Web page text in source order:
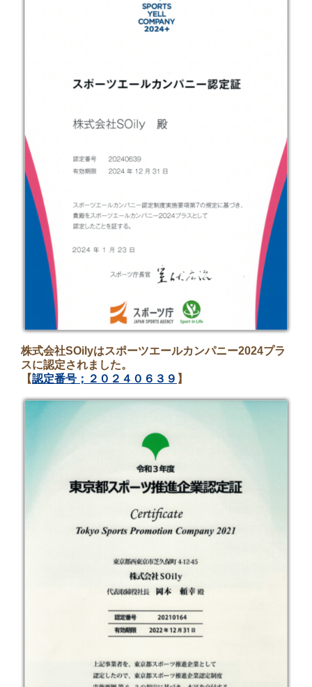
株式会社SOilyはスポーツエールカンパニー2024プラ
スに認定されました。
【認定番号；２０２４０６３９ 】